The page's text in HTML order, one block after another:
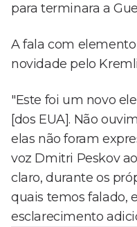
para terminara a
A fala com
novidade pelo
"Este foi um novo
[dos EUA]. Não
elas não foram
voz Dmitri Peskov
claro, durante os
quais temos falado,
esclarecimento